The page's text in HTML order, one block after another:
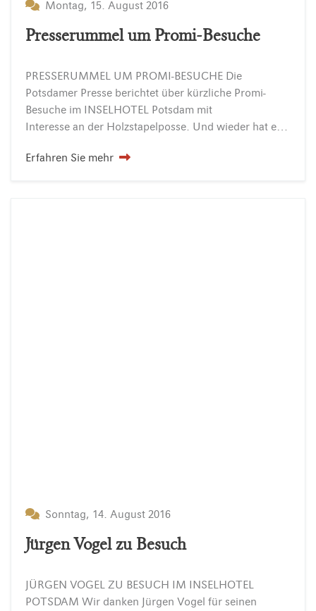
Montag, 15. August 2016
Presserummel um Promi-Besuche
PRESSERUMMEL UM PROMI-BESUCHE Die
Potsdamer Presse berichtet über kürzliche Promi-
Besuche im INSELHOTEL Potsdam mit
Interesse an der Holzstapelposse. Und wieder hat es der Holzstapel vom INSELHOTEL Potsdam bei Berlin direkt am Templiner See in die Potsdamer Presse geschafft. Die PNN (Potsdamer Neueste Nachrichten)…
Erfahren Sie mehr
Sonntag, 14. August 2016
Jürgen Vogel zu Besuch
JÜRGEN VOGEL ZU BESUCH IM INSELHOTEL
POTSDAM Wir danken Jürgen Vogel für seinen